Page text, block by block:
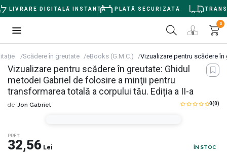
LIVRARE DIGITALĂ INSTANTĂ PLATĂ SECURIZATĂ
0
Scădere în greutate eBooks (G.M.C.) Vizualizare pentru scădere
Vizualizare pentru scădere în greutate: Ghidul
metodei Gabriel de folosire a minţii pentru
transformarea totală a corpului tău. Ediția a II-a
de Jon Gabriel 0(0)
PREȚ
32,56 Lei ÎN STOC